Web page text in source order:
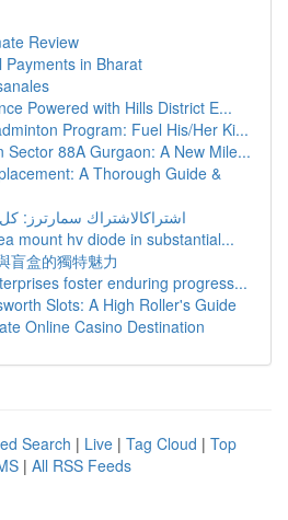
Review
Payments in Bharat
Powered with Hills District E...
Program: Fuel His/Her Ki...
Sector 88A Gurgaon: A New Mile...
A Thorough Guide &
{اشتراكالاشتراك سمارترز:
mount hv diode in substantial...
盲盒的獨特魅力
foster enduring progress...
Slots: A High Roller's Guide
Online Casino Destination
Search | Live | Tag Cloud | Top
| All RSS Feeds